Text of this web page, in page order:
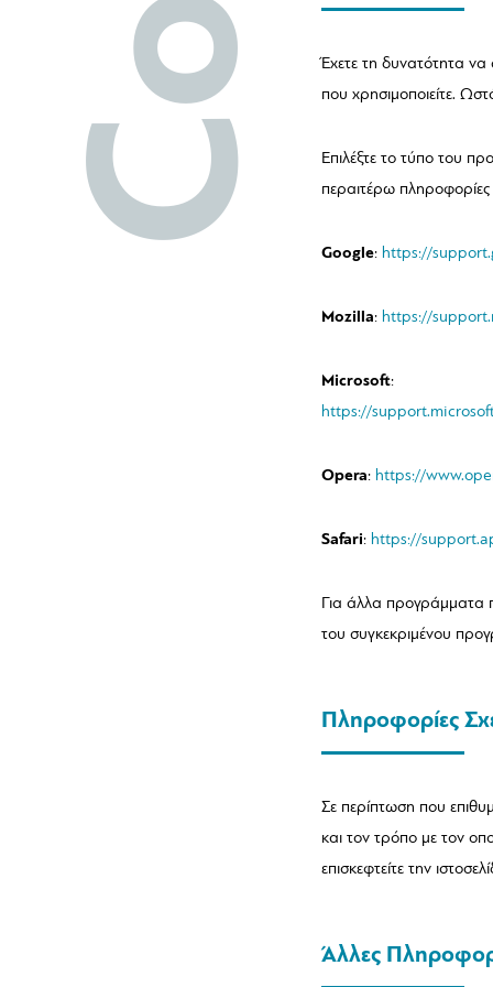
Έχετε τη δυνατότητα να
που χρησιμοποιείτε.
Επιλέξτε το τύπο του
περαιτέρω
Google: https://
Mozilla: https://
Microsoft:
https://
Opera: https://
Safari: https://
Για άλλα προγράμματα
του συγκεκριμένου
Πληροφορίες
Σε περίπτωση που
και τον τρόπο με τον
επισκεφτείτε την
Άλλες